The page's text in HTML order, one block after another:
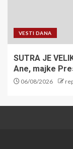
VESTI DANA
SUTRA JE
Ane, majke
06/08/2026